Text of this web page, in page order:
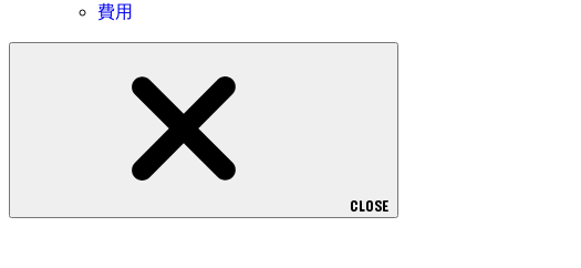
費用
CLOSE